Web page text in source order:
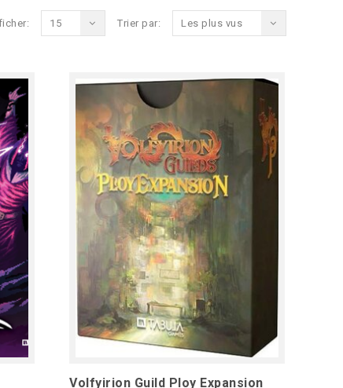
Trier par: Les plus vus
15
Volfyirion Guild Ploy Expansion